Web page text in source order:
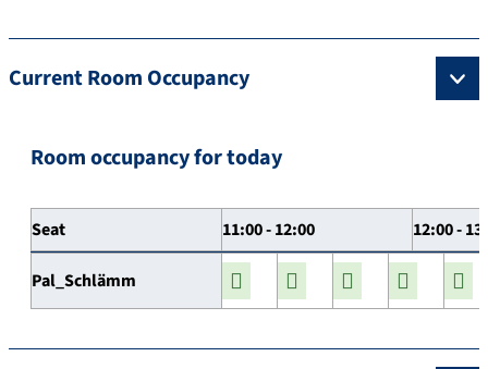
Current Room Occupancy
Room occupancy for today
Seat 11:00 - 12:00 12:00 -
Pal_Schlämm